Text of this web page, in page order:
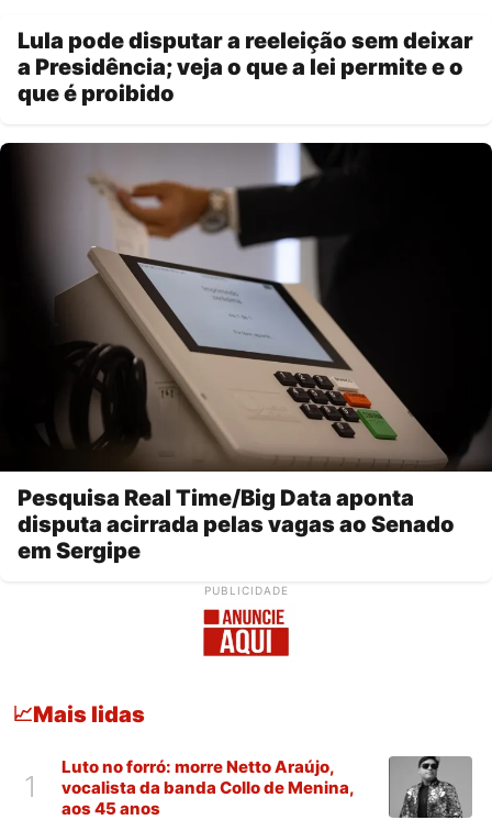
Lula pode disputar a reeleição sem deixar
a Presidência; veja o que a lei permite e o
que é proibido
Pesquisa Real Time/Big Data aponta
disputa acirrada pelas vagas ao Senado
em Sergipe
PUBLICIDADE
📈Mais lidas
1
Luto no forró: morre Netto Araújo,
vocalista da banda Collo de Menina,
aos 45 anos